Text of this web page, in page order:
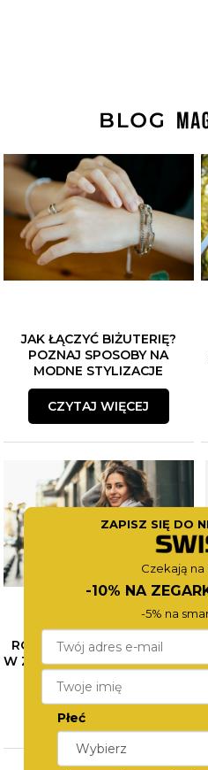
JAK ŁĄCZYĆ BIŻUTERIĘ?
POZNAJ SPOSOBY NA
MODNE STYLIZACJE
CZYTAJ WIĘCEJ
RÓŻNE OBLICZA SZAROŚCI
W ZEGARKACH CALVIN KLEIN
PROPOZYCJE
CZYTAJ WIĘCEJ
ZAPISZ SIĘ DO
Czekają na
-10% NA
-5% na
Płeć